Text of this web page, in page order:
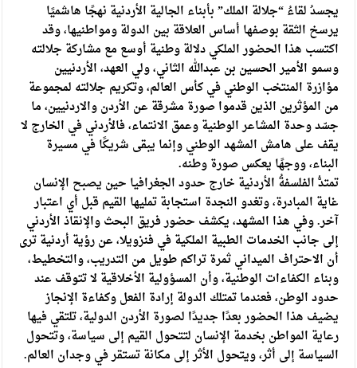
يجسدُ لقاءُ “جلالة الملك” بأبناء الجالية الأردنية نهجًا هاشميًا
يرسخ الثقة بوصفها أساس العلاقة بين الدولة ومواطنيها، وقد
اكتسب هذا الحضور الملكي دلالة وطنية أوسع مع مشاركة جلالته
وسمو الأمير الحسين بن عبدالله الثاني، ولي العهد، الأردنيين
مؤازرة المنتخب الوطني في كأس العالم، وتكريم جلالته لمجموعة
من المؤثرين الذين قدموا صورة مشرقة عن الأردن والاردنيين، ما
جسّد وحدة المشاعر الوطنية وعمق الانتماء، فالأردني في الخارج لا
يقف على هامش المشهد الوطني وإنما يبقى شريكًا في مسيرة
البناء، ووجهًا يعكس صورة وطنه.
تمتدُّ الفلسفةُ الأردنية خارج حدود الجغرافيا حين يصبح الإنسان
غاية المبادرة، وتغدو النجدة استجابة تمليها القيم قبل أي اعتبار
آخر. وفي هذا المشهد، يكشف حضور فريق البحث والإنقاذ الأردني
إلى جانب الخدمات الطبية الملكية في فنزويلا، عن رؤية أردنية ترى
أن الاحتراف الميداني ثمرة تراكم طويل من التدريب، والتخطيط،
وبناء الكفاءات الوطنية، وأن المسؤولية الأخلاقية لا تتوقف عند
حدود الوطن، فعندما تمتلك الدولة إرادة الفعل وكفاءة الإنجاز
يضيف هذا الحضور بعدًا جديدًا لصورة الأردن الدولية، تلتقي فيها
رعاية المواطن بخدمة الإنسان لتتحول القيم إلى سياسة، وتتحول
السياسة إلى أثر، ويتحول الأثر إلى مكانة تستقر في وجدان العالم.